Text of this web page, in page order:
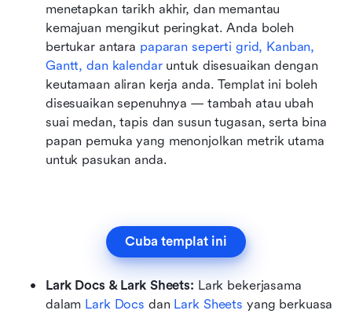
menetapkan tarikh akhir, dan memantau
kemajuan mengikut peringkat. Anda boleh
bertukar antara paparan seperti grid, Kanban,
Gantt, dan kalendar untuk disesuaikan dengan
keutamaan aliran kerja anda. Templat ini boleh
disesuaikan sepenuhnya — tambah atau ubah
suai medan, tapis dan susun tugasan, serta bina
papan pemuka yang menonjolkan metrik utama
untuk pasukan anda.
Cuba templat ini
Lark Docs & Lark Sheets: Lark bekerjasama
dalam Lark Docs dan Lark Sheets yang berkuasa